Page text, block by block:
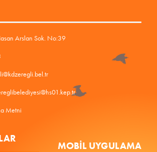
Arslan Sok. No:39
Metni
MOBIL UYGULAMA